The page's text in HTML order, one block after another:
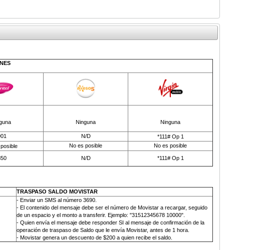
Ninguna Ninguna
N/D
*111# Op 1
No es posible No es posible
N/D *111# Op 1
TRASPASO SALDO MOVISTAR
-Enviar un SMS al número3690.
- El contenido del mensaje debe ser el número de Movistar a recargar, seguido
de un espacio y el monto a transferir. Ejemplo: "31512345678 10000".
- Quien envía el mensaje debe responder SI al mensaje de confirmación de la
operación de traspaso de Saldo que le envía Movistar, antes de 1 hora.
- Movistar genera un descuento de $200 a quien recibe el saldo